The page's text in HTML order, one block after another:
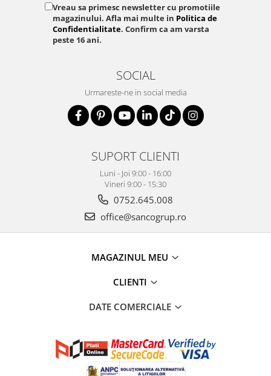
Vreau sa primesc newsletter cu promotiile
magazinului. Afla mai multe in Politica de
Confidentialitate. Confirm ca am varsta
peste 16 ani.
SOCIAL
Urmareste-ne in social media
SUPORT CLIENTI
Luni - Joi 9:00 - 16:00
Vineri 9:00 - 15:30
0752.645.008
office@sancogrup.ro
MAGAZINUL MEU
CLIENTI
DATE COMERCIALE